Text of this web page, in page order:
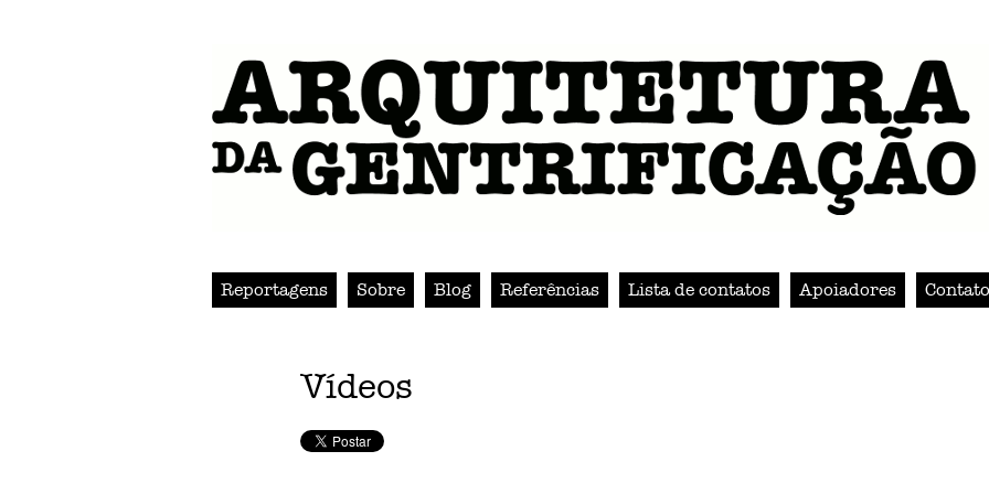
Reportagens Sobre Blog Referências Lista de contatos Apoiadores Contato
Vídeos